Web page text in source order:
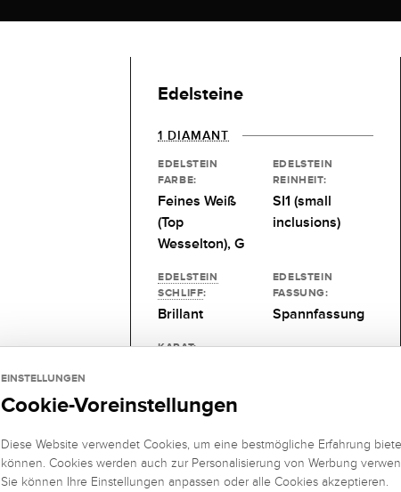
Edelsteine
1 DIAMANT
EDELSTEIN
FARBE:
Feines Weiß
(Top
Wesselton), G
EDELSTEIN
REINHEIT:
SI1 (small
inclusions)
EDELSTEIN
SCHLIFF:
Brillant
EDELSTEIN
FASSUNG:
Spannfassung
KARAT:
EINSTELLUNGEN
Cookie-Voreinstellungen
Diese Website verwendet Cookies, um eine bestmögliche Erfahrung
können. Cookies werden auch zur Personalisierung von Werbung
Sie können Ihre Einstellungen anpassen oder alle Cookies akzeptieren.